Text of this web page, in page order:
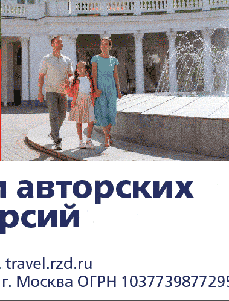
изначально было изучение Плутона и
июле 2015 года аппарат впервые в
от карликовой планеты и
её поверхности.
в глубины космоса. В 2025 году
атмосферы у одной из малых планет
новые данные о далёких объектах
Апофис в 2029
увидят 7,6 млрд
Земли
проиграть Китаю новую лунную